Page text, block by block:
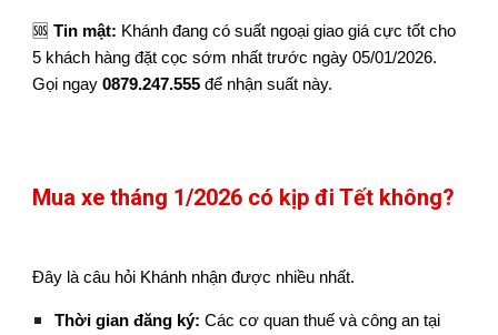
🆘Tin mật: Khánh đang có suất ngoại giao giá cực tốt cho
5 khách hàng đặt cọc sớm nhất trước ngày 05/01/2026.
Gọi ngay0879.247.555 để nhận suất này.
Mua xe tháng 1/2026 có kịp đi Tết không?
Đây là câu hỏi Khánh nhận được nhiều nhất.
Thời gian đăng ký: Các cơ quan thuế và công an tại